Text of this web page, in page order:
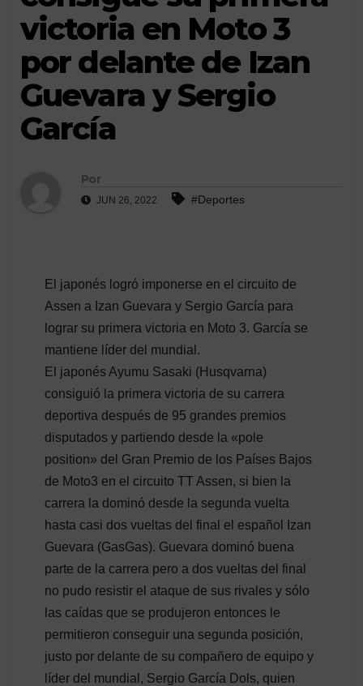
victoria en Moto 3
por delante de Izan
Guevara y Sergio
García
Por
JUN 26, 2022 #Deportes
El japonés logró imponerse en el circuito de
Assen a Izan Guevara y Sergio García para
lograr su primera victoria en Moto 3. García se
mantiene líder del mundial.
El japonés Ayumu Sasaki (Husqvarna)
consiguió la primera victoria de su carrera
deportiva después de 95 grandes premios
disputados y partiendo desde la «pole
position» del Gran Premio de los Países Bajos
de Moto3 en el circuito TT Assen, si bien la
carrera la dominó desde la segunda vuelta
hasta casi dos vueltas del final el español Izan
Guevara (GasGas). Guevara dominó buena
parte de la carrera pero a dos vueltas del final
no pudo resistir el ataque de sus rivales y sólo
las caídas que se produjeron entonces le
permitieron conseguir una segunda posición,
justo por delante de su compañero de equipo y
líder del mundial, Sergio García Dols, quien